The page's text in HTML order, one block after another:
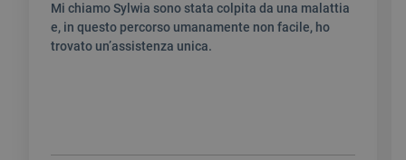
Mi chiamo Sylwia sono stata colpita da una malattia
e, in questo percorso umanamente non facile, ho
trovato un’assistenza unica.